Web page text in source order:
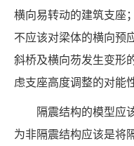
横向易转动的建筑支座
不应该对梁体的横向预
斜桥及横向芴发生变形
虑支座高度调整的对能
隔震结构的模型应
为非隔震结构应该是将